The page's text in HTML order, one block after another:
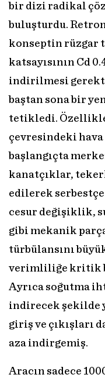
bir dizi radikal
buluşturdu.
konseptin rüzgar
katsayısının Cd
indirilmesi
baştan sona bir
tetikledi.
çevresindeki hava
başlangıçta
kanatçıklar,
edilerek
cesur değişiklik,
gibi mekanik
türbülansını
verimliliğe kritik
Ayrıca soğutma
indirecek şekilde
giriş ve çıkışları
aza indirgemiş.
Aracın sadece